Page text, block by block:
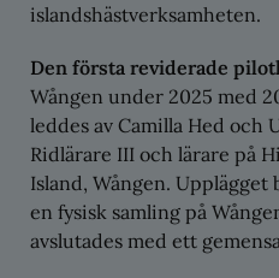
islandshästverksamheten.
Den första reviderade
Wången under 2025 med
leddes av Camilla Hed och
Ridlärare III och lärare på
Island, Wången. Upplägget
en fysisk samling på
avslutades med ett